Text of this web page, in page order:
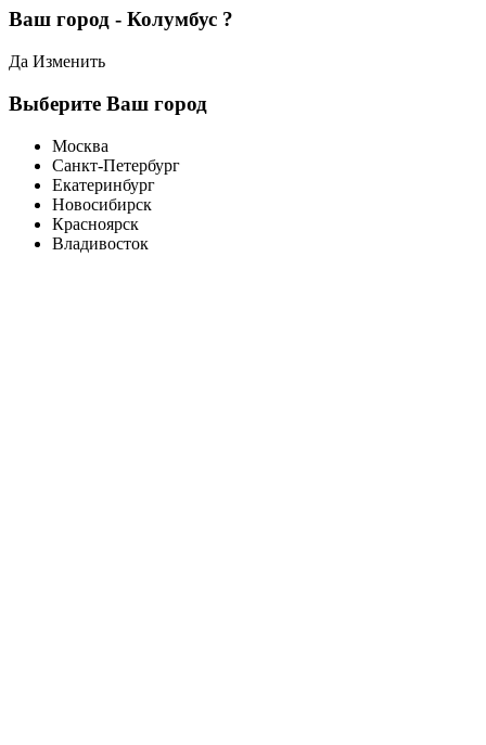
Ваш город - Колумбус ?
Да Изменить
Выберите Ваш город
Москва
Санкт-Петербург
Екатеринбург
Новосибирск
Красноярск
Владивосток